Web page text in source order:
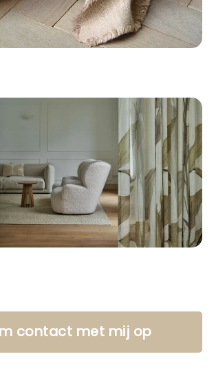
contact met mij op